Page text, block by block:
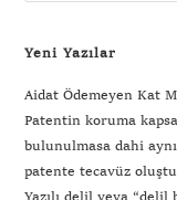
Yeni Yazılar
Aidat Ödemeyen Kat
Patentin koruma
bulunulmasa dahi
patente tecavüz